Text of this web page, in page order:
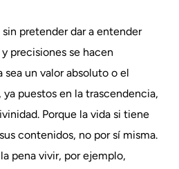
pretender dar a entender
precisiones se hacen
sea un valor absoluto o el
ya puestos en la trascendencia,
Porque la vida si tiene
contenidos, no por sí misma.
pena vivir, por ejemplo,